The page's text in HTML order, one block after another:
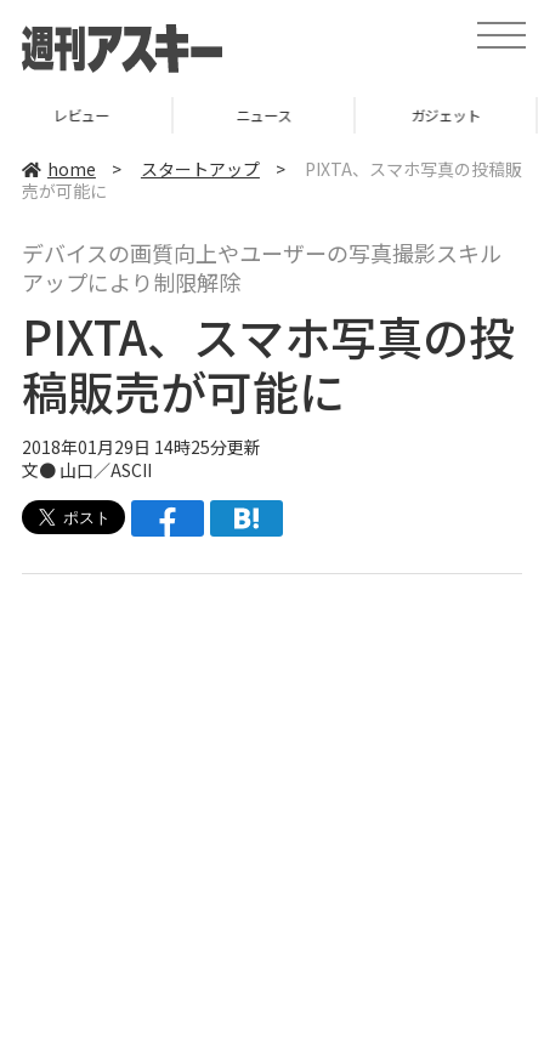
t
o
a
v
ニュース ガジェット ゲーム
home > スタートアップ >
PIXTA、スマホ写真の投稿販
売が可能に
デバイスの画質向上やユーザーの写真撮影スキル
アップにより制限解除
PIXTA、スマホ写真の投
稿販売が可能に
2018年01月29日 14時25分更新
文● 山口／ASCII